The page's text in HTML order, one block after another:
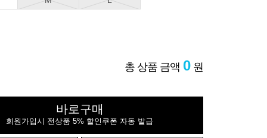
총 상품 금액 0 원
바로구매
회원가입시 전상품 5% 할인쿠폰 자동 발급